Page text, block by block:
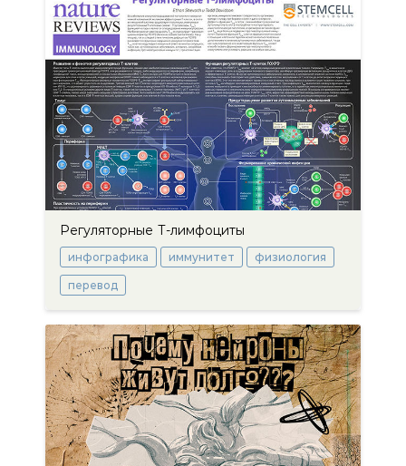
Регуляторные Т-лимфоциты
инфографика иммунитет физиология
перевод